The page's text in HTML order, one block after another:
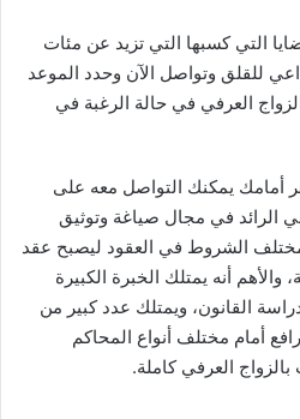
التي كسبها التي تزيد عن مئات
للقلق وتواصل الآن وحدد الموعد
العرفي في حالة الرغبة في
أمامك يمكنك التواصل معه على
الرائد في مجال صياغة وتوثيق
الشروط في العقود ليصبح عقد
أنه يمتلك الخبرة الكبيرة
القانون، ويمتلك عدد كبير من
أمام مختلف أنواع المحاكم
العرفي كاملة.